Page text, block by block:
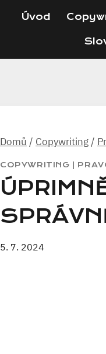
Úvod
Domů / Copywriting /
COPYWRITING
5. 7. 2024